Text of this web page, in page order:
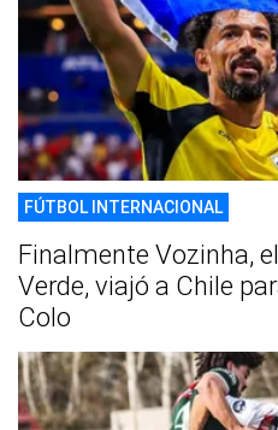
FÚTBOL INTERNACIONAL
Finalmente Vozinha,
Verde, viajó a Chile
Colo